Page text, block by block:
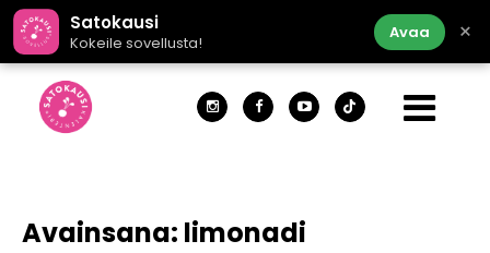
Satokausi
Kokeile sovellusta!
Avaa ×
Avainsana: limonadi